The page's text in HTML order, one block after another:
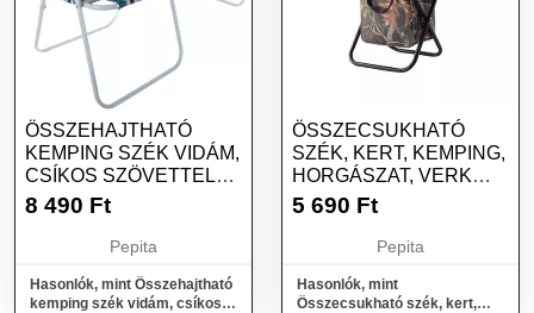
ÖSSZEHAJTHATÓ
KEMPING SZÉK VIDÁM,
CSÍKOS SZÖVETTEL
(BB-10045)
8 490 Ft
Pepita
Hasonlók, mint Összehajtható
kemping szék vidám, csíkos
ÖSSZECSUKHATÓ
SZÉK, KERT, KEMPING,
HORGÁSZAT, VERK
GROUP, HÁTTÁML...
5 690 Ft
Pepita
Hasonlók, mint
Összecsukható szék, kert,